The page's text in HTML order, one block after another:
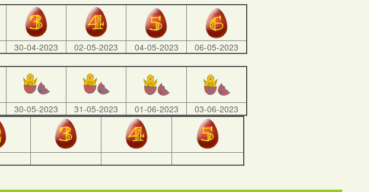
30-04-2023 02-05-2023 04-05-2023 06-05-2023
30-05-2023 31-05-2023 01-06-2023 03-06-2023